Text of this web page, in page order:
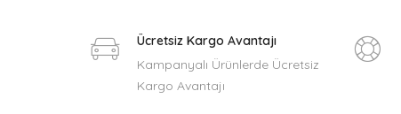
Ücretsiz Kargo Avantajı
Kampanyalı Ürünlerde Ücretsiz
Kargo Avantajı